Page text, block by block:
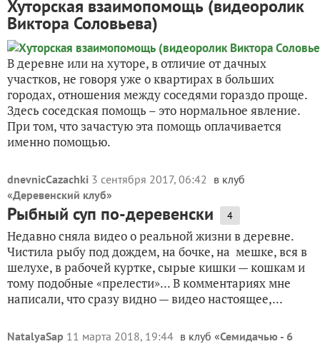
Хуторская взаимопомощь (видеоролик
Виктора Соловьева)
В деревне или на хуторе, в отличие от дачных
участков, не говоря уже о квартирах в больших
городах, отношения между соседями гораздо проще.
Здесь соседская помощь – это нормальное явление.
При том, что зачастую эта помощь оплачивается
именно помощью.
dnevnicCazachki 3 сентября 2017, 06:42 в клуб
«Деревенский клуб»
Рыбный суп по-деревенски 4
Недавно сняла видео о реальной жизни в деревне.
Чистила рыбу под дождем, на бочке, на мешке, вся в
шелухе, в рабочей куртке, сырые кишки — кошкам и
тому подобные «прелести»... В комментариях мне
написали, что сразу видно — видео настоящее,...
NatalyaSap 11 марта 2018, 19:44 в клуб «Семидачью - 6